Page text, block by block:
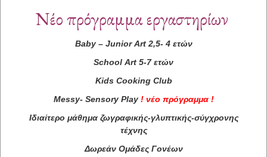
Νέο πρόγραμμα εργαστηρίων
Baby– Junior Art2,5- 4 ετών
School Art 5-7 ετών
Kids Cooking Club
Messy- Sensory Play ! νέο πρόγραμμα !
Ιδιαίτερο μάθημα ζωγραφικής-γλυπτικής-σύγχρονης
τέχνης
Δωρεάν Ομάδες Γονέων